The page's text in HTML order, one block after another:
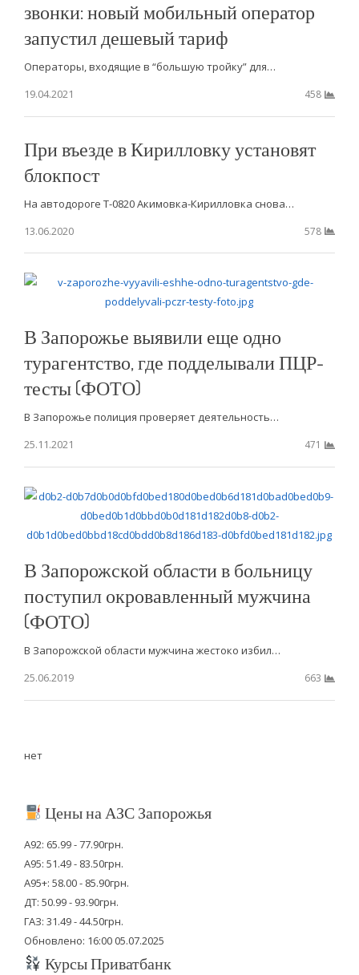
звонки: новый мобильный оператор
запустил дешевый тариф
Операторы, входящие в “большую тройку” для…
19.04.2021
458
При въезде в Кирилловку установят
блокпост
На автодороге Т-0820 Акимовка-Кирилловка снова…
13.06.2020
578
В Запорожье выявили еще одно
турагентство, где подделывали ПЦР-
тесты (ФОТО)
В Запорожье полиция проверяет деятельность…
25.11.2021
471
В Запорожской области в больницу
поступил окровавленный мужчина
(ФОТО)
В Запорожской области мужчина жестоко избил…
25.06.2019
663
нет
Цены на АЗС Запорожья
А92: 65.99 - 77.90грн.
А95: 51.49 - 83.50грн.
А95+: 58.00 - 85.90грн.
ДТ: 50.99 - 93.90грн.
ГАЗ: 31.49 - 44.50грн.
Обновлено: 16:00 05.07.2025
Курсы Приватбанк